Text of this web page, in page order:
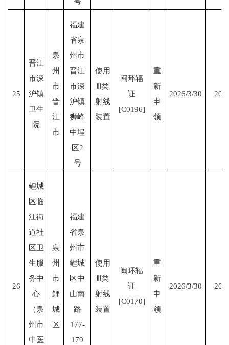
25
晋江
市深
沪镇
卫生
院
泉
州
市
晋
江
市
福建
省泉
州市
晋江
市深
沪镇
狮峰
中埕
区2
号
使用
Ⅲ类
射线
装置
闽环辐
证
[C0196]
重
新
申
领
2026/3/30
26
鲤城
区临
江街
道社
区卫
生服
务中
心
（泉
州市
中医
泉
州
市
鲤
城
区
福建
省泉
州市
鲤城
区中
山南
路
177-
179
使用
Ⅲ类
射线
装置
闽环辐
证
[C0170]
重
新
申
领
2026/3/30